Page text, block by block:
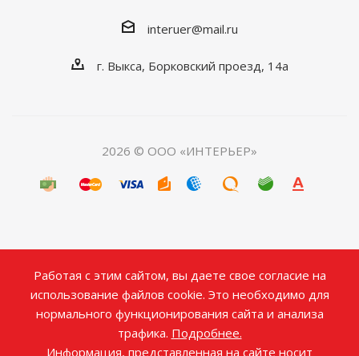
interuer@mail.ru
г. Выкса, Борковский проезд, 14а
2026 © ООО «ИНТЕРЬЕР»
Работая с этим сайтом, вы даете свое согласие на
использование файлов cookie. Это необходимо для
нормального функционирования сайта и анализа
трафика. Подробнее.
Информация, представленная на сайте носит